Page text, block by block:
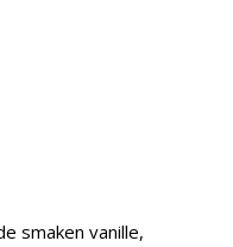
smaken vanille,